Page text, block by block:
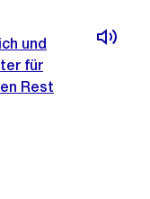
und
für
Rest